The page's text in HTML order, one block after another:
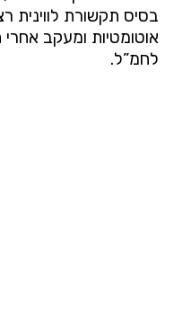
בסיס תקשורת לווינית
אוטומטיות ומעקב
לחמ”ל.